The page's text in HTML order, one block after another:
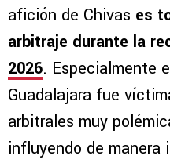
afición de Chivas es
arbitraje durante la
2026. Especialmente
Guadalajara fue
arbitrales muy
influyendo de manera